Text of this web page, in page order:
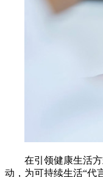
在引领健康生活
动，为可持续生活“代